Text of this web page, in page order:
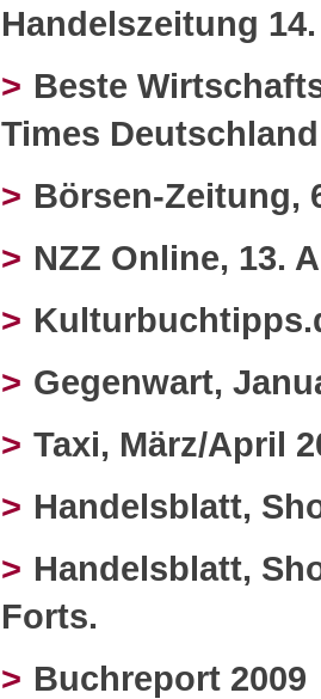
Handelszeitung
> Beste
Times
> Börsen-Zeitung,
> NZZ Online, 13.
>
> Gegenwart,
> Taxi, März/April
> Handelsblatt,
> Handelsblatt,
Forts.
> Buchreport 2009